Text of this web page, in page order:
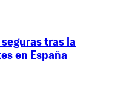
tras la
en España